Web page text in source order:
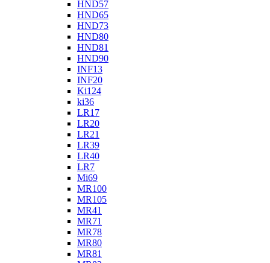
HND57
HND65
HND73
HND80
HND81
HND90
INF13
INF20
Ki124
ki36
LR17
LR20
LR21
LR39
LR40
LR7
Mi69
MR100
MR105
MR41
MR71
MR78
MR80
MR81